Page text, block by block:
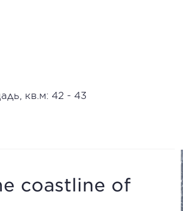
кв.м: 42 - 43
coastline of